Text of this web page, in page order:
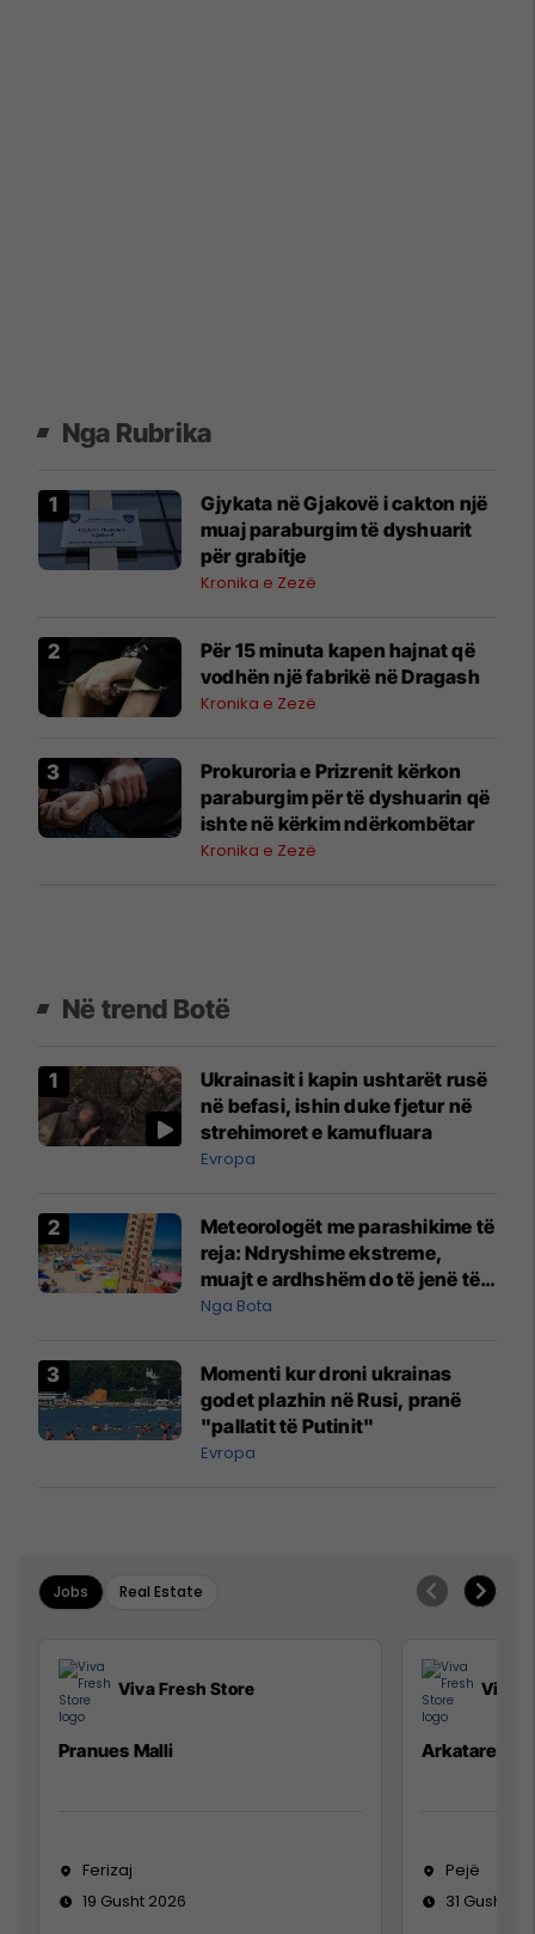
Nga Rubrika
Gjykata në Gjakovë i cakton një
muaj paraburgim të dyshuarit
për grabitje
Kronika e Zezë
Për 15 minuta kapen hajnat që
vodhën një fabrikë në Dragash
Kronika e Zezë
Prokuroria e Prizrenit kërkon
paraburgim për të dyshuarin që
ishte në kërkim ndërkombëtar
Kronika e Zezë
Në trend Botë
Ukrainasit i kapin ushtarët rusë
në befasi, ishin duke fjetur në
strehimoret e kamufluara
Evropa
Meteorologët me parashikime të
reja: Ndryshime ekstreme,
muajt e ardhshëm do të jenë të
pazakontë
Nga Bota
Momenti kur droni ukrainas
godet plazhin në Rusi, pranë
"pallatit të Putinit"
Evropa
Jobs Real Estate
Viva Fresh Store
Pranues Malli
Ferizaj
19 Gusht 2026
Viva
Arkatare
Pejë
31 Gusht